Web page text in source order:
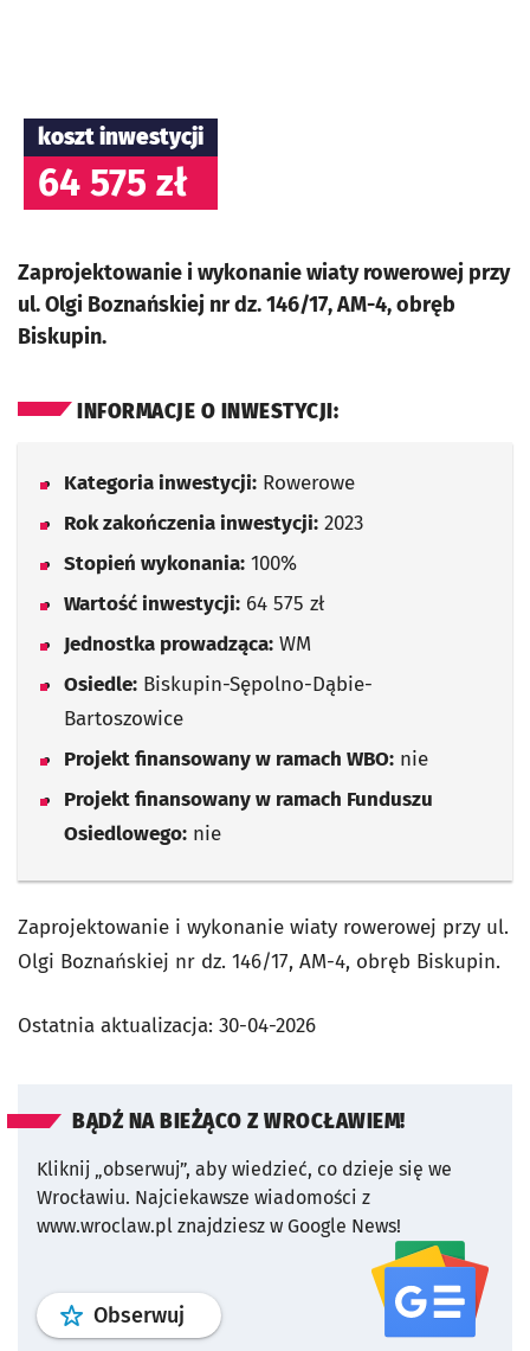
koszt inwestycji
64 575 zł
Zaprojektowanie i wykonanie wiaty rowerowej przy
ul. Olgi Boznańskiej nr dz. 146/17, AM-4, obręb
Biskupin.
INFORMACJE O INWESTYCJI:
Kategoria inwestycji: Rowerowe
Rok zakończenia inwestycji: 2023
Stopień wykonania: 100%
Wartość inwestycji: 64 575 zł
Jednostka prowadząca: WM
Osiedle: Biskupin-Sępolno-Dąbie-
Bartoszowice
Projekt finansowany w ramach WBO: nie
Projekt finansowany w ramach Funduszu
Osiedlowego: nie
Zaprojektowanie i wykonanie wiaty rowerowej przy ul.
Olgi Boznańskiej nr dz. 146/17, AM-4, obręb Biskupin.
Ostatnia aktualizacja: 30-04-2026
BĄDŹ NA BIEŻĄCO Z WROCŁAWIEM!
Kliknij „obserwuj”, aby wiedzieć, co dzieje się we
Wrocławiu. Najciekawsze wiadomości z
www.wroclaw.pl znajdziesz w Google News!
Obserwuj profil serwisu